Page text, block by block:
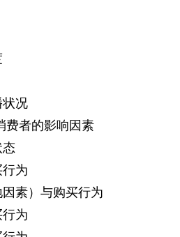
状况
费者的影响因素
为
素）与购买行为
为